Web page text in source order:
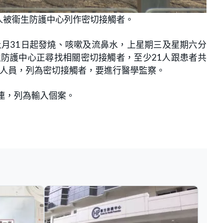
衞生防護中心列作密切接觸者。
31日起發燒、咳嗽及流鼻水，上星期三及星期六分
護中心正尋找相關密切接觸者，至少21人跟患者共
員，列為密切接觸者，要進行醫學監察。
列為輸入個案。